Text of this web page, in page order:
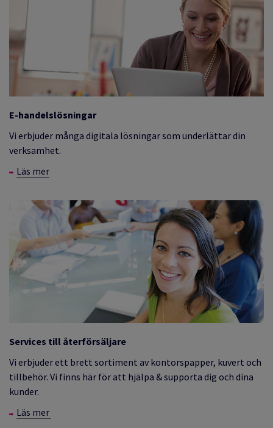
E-handelslösningar
Vi erbjuder många digitala lösningar som underlättar din
verksamhet.
Läs mer
Services till återförsäljare
Vi erbjuder ett brett sortiment av kontorspapper, kuvert och
tillbehör. Vi finns här för att hjälpa & supporta dig och dina
kunder.
Läs mer